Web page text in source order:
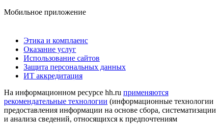
Мобильное приложение
Этика и комплаенс
Оказание услуг
Использование сайтов
Защита персональных данных
ИТ аккредитация
На информационном ресурсе hh.ru применяются
рекомендательные технологии (информационные технологии
предоставления информации на основе сбора, систематизации
и анализа сведений, относящихся к предпочтениям